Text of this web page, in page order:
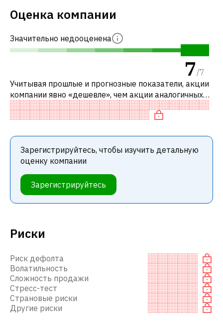
Риски
Риск дефолта
Волатильность
Сложность продажи
Стресс-тест
Страновые риски
Другие риски
Оценка компании
Значительно недооценена
7/7
Учитывая прошлые и прогнозные показатели, акции
компании явно «дешевле», чем акции аналогичных
компаний. В частности, акция компании
недооценена по P/E и «дешевая» по EV/
Зарегистрируйтесь, чтобы изучить детальную
оценку компании
Зарегистрируйтесь